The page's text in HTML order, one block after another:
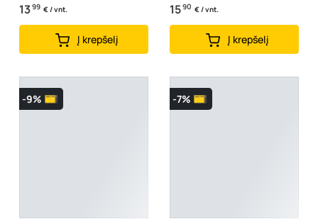
1399 € / vnt.
Į krepšelį
1590 € / vnt.
Į krepšelį
-9% -7%